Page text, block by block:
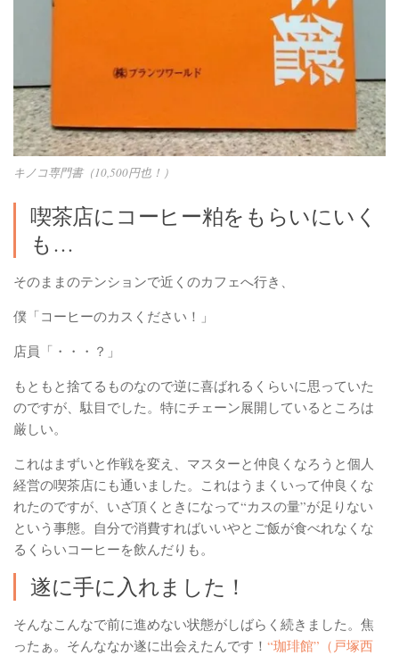
キノコ専門書（10,500円也！）
喫茶店にコーヒー粕をもらいにいく
も…
そのままのテンションで近くのカフェへ行き、
僕「コーヒーのカスください！」
店員「・・・？」
もともと捨てるものなので逆に喜ばれるくらいに思っていた
のですが、駄目でした。特にチェーン展開しているところは
厳しい。
これはまずいと作戦を変え、マスターと仲良くなろうと個人
経営の喫茶店にも通いました。これはうまくいって仲良くな
れたのですが、いざ頂くときになって“カスの量”が足りない
という事態。自分で消費すればいいやとご飯が食べれなくな
るくらいコーヒーを飲んだりも。
遂に手に入れました！
そんなこんなで前に進めない状態がしばらく続きました。焦
ったぁ。そんななか遂に出会えたんです！ “珈琲館”（戸塚西